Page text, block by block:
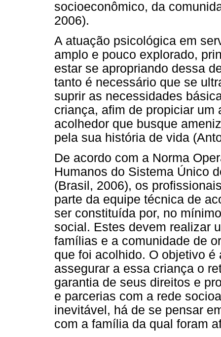
socioeconômico, da
2006).
A atuação psicológica em
amplo e pouco explorado,
estar se apropriando dessa
tanto é necessário que se
suprir as necessidades
criança, afim de propiciar um
acolhedor que busque
pela sua história de vida
De acordo com a Norma
Humanos do Sistema Único
(Brasil, 2006), os
parte da equipe técnica de
ser constituída por, no
social. Estes devem realizar
famílias e a comunidade de
que foi acolhido. O objetivo
assegurar a essa criança o
garantia de seus direitos e
e parcerias com a rede
inevitável, há de se pensar
com a família da qual foram